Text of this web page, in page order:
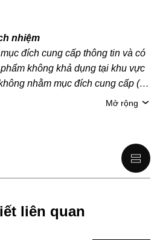
nhiệm
đích cung cấp thông tin và có
không khả dụng tại khu vực
nhằm mục đích cung cấp (i)
nghị đầu tư; (ii) đề nghị hoặc chào
gồm cả stablecoin, có mức độ
động mạnh. Bạn nên cân nhắc kỹ
nắm giữ crypto/tài sản kỹ thuật số
khảo ý kiến của chuyên gia pháp
đáp câu hỏi về tình hình cụ thể
Mở rộng
liên quan